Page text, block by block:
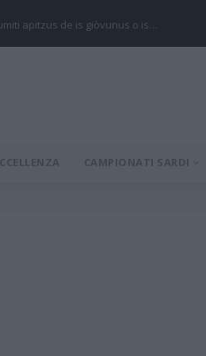
apitzus de is giòvunus o is…
CAMPIONATI SARDI